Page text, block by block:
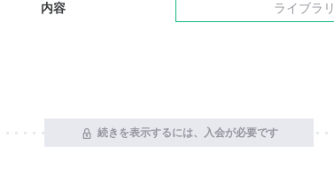
内容 ライブラリ
続きを表示するには、入会が必要です